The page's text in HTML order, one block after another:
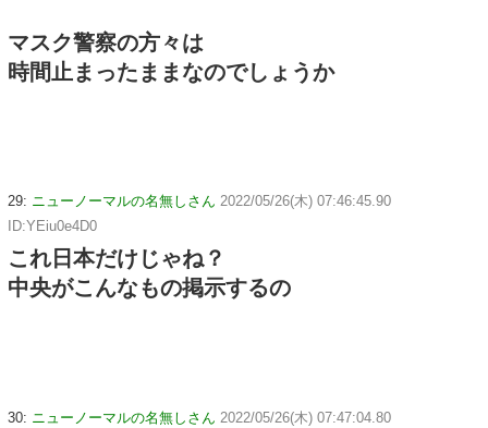
マスク警察の方々は
時間止まったままなのでしょうか
29: ニューノーマルの名無しさん 2022/05/26(木) 07:46:45.90
ID:YEiu0e4D0
これ日本だけじゃね？
中央がこんなもの掲示するの
30: ニューノーマルの名無しさん 2022/05/26(木) 07:47:04.80